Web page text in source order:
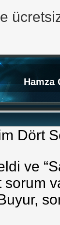
Hamza
Dört
ve